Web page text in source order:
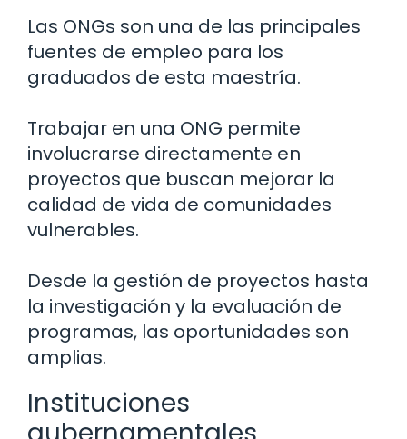
Las ONGs son una de las principales
fuentes de empleo para los
graduados de esta maestría.
Trabajar en una ONG permite
involucrarse directamente en
proyectos que buscan mejorar la
calidad de vida de comunidades
vulnerables.
Desde la gestión de proyectos hasta
la investigación y la evaluación de
programas, las oportunidades son
amplias.
Instituciones